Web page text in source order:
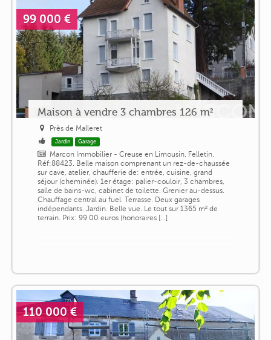
99 000 €
Maison à vendre 3 chambres 126 m²
Près de Malleret
Jardin Garage
Marcon Immobilier - Creuse en Limousin. Felletin.
Réf:88423. Belle maison comprenant un rez-de-chaussée
sur cave, atelier, chaufferie de: entrée, cuisine, grand
séjour (cheminée). 1er étage: palier-couloir, 3 chambres,
salle de bains-wc, cabinet de toilette. Grenier au-dessus.
Chauffage central au fuel. Terrasse. Deux garages
indépendants. Jardin. Belle vue. Le tout sur 1365 m² de
terrain. Prix: 99 00 euros (honoraires [...]
110 000 €